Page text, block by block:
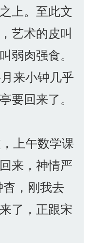
上。至此文
艺术的皮叫
弱肉强食。
来小钟几乎
要回来了。
上午数学课
来，神情严
，刚我去
了，正跟宋